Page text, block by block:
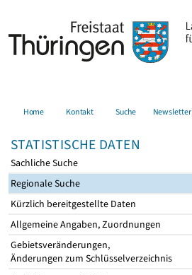
Home Kontakt Suche Newsletter
STATISTISCHE DATEN
Sachliche Suche
Regionale Suche
Kürzlich bereitgestellte Daten
Allgemeine Angaben, Zuordnungen
Gebietsveränderungen,
Änderungen zum Schlüsselverzeichnis